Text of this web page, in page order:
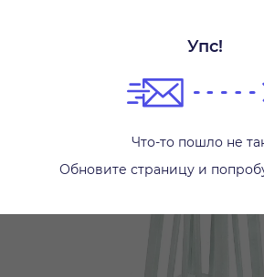
Упс!
Что-то пошло не
Обновите страницу и